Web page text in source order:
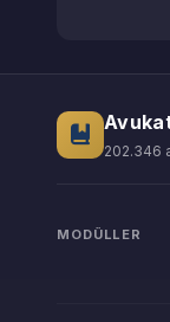
202.346
MODÜLLER